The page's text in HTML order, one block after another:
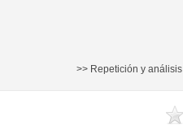
>> Repetición y análisis